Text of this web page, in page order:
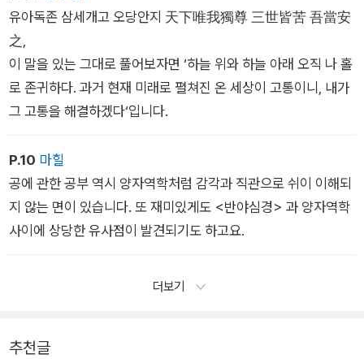
유아독존 삼세개고 오당안지 天下唯我獨尊 三世皆苦 吾當安
之,
이 말을 있는 그대로 풀어보자면 ‘하늘 위와 하늘 아래 오직 나 홀
로 존귀하다. 과거 현재 미래로 펼쳐진 온 세상이 고통이니, 내가
그 고통을 해결하겠다‘입니다.
P.10 마힐
공에 관한 공부 역시 양자역학처럼 감각과 직관으로 쉬이 이해되
지 않는 면이 있습니다. 또 재미있게도 <반야심경> 과 양자역학
사이에 상당한 유사점이 발견되기도 하고요.
더보기
추천글